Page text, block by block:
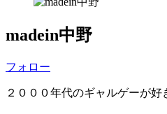
madein中野
フォロー
２０００年代のギャルゲーが好